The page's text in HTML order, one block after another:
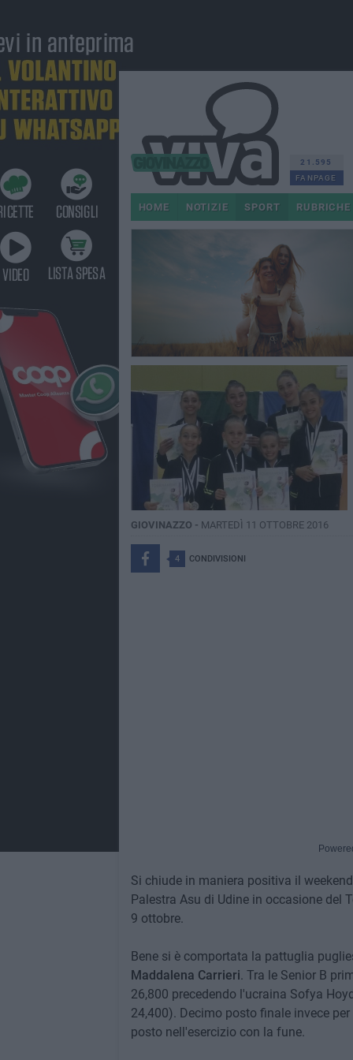
21.595
FANPAGE
HOME NOTIZIE SPORT RUBRICHE
GIOVINAZZO - MARTEDÌ 11 OTTOBRE 2016
4 CONDIVISIONI
Si chiude in maniera positiva il
Palestra Asu di Udine in occasione del
9 ottobre.
Bene si è comportata la pattuglia
Maddalena Carrieri. Tra le Senior B
26,800 precedendo l'ucraina Sofya
24,400). Decimo posto finale invece per
posto nell'esercizio con la fune.